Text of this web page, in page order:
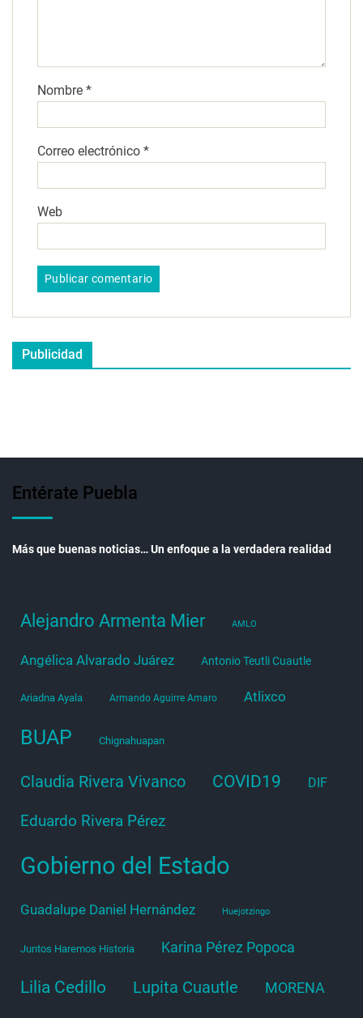
Nombre *
Correo electrónico *
Web
Publicidad
Entérate Puebla
Más que buenas noticias… Un enfoque a la verdadera realidad
Alejandro Armenta Mier AMLO
Angélica Alvarado Juárez Antonio Teutli Cuautle
Ariadna Ayala Armando Aguirre Amaro Atlixco
BUAP Chignahuapan
Claudia Rivera Vivanco COVID19 DIF
Eduardo Rivera Pérez
Gobierno del Estado
Guadalupe Daniel Hernández Huejotzingo
Juntos Haremos Historia Karina Pérez Popoca
Lilia Cedillo Lupita Cuautle MORENA